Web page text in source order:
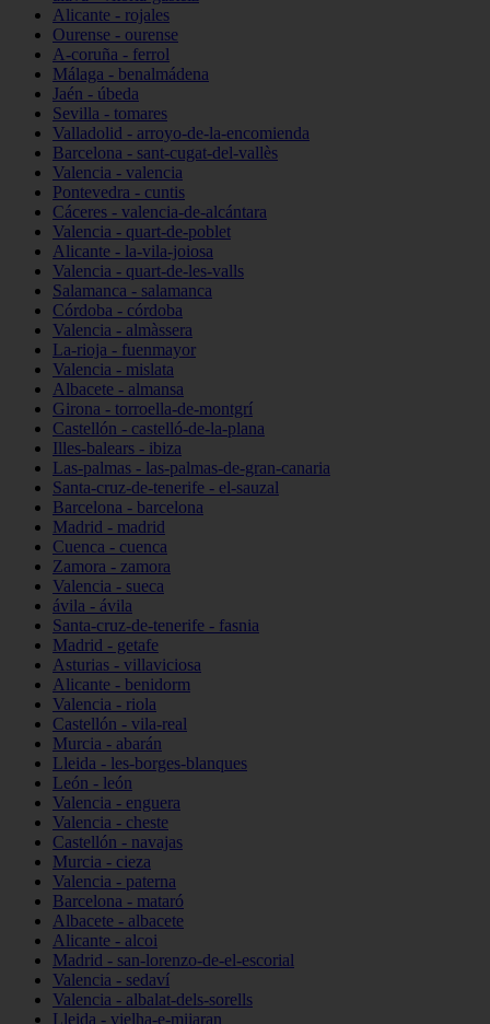
Alicante - rojales
Ourense - ourense
A-coruña - ferrol
Málaga - benalmádena
Jaén - úbeda
Sevilla - tomares
Valladolid - arroyo-de-la-encomienda
Barcelona - sant-cugat-del-vallès
Valencia - valencia
Pontevedra - cuntis
Cáceres - valencia-de-alcántara
Valencia - quart-de-poblet
Alicante - la-vila-joiosa
Valencia - quart-de-les-valls
Salamanca - salamanca
Córdoba - córdoba
Valencia - almàssera
La-rioja - fuenmayor
Valencia - mislata
Albacete - almansa
Girona - torroella-de-montgrí
Castellón - castelló-de-la-plana
Illes-balears - ibiza
Las-palmas - las-palmas-de-gran-canaria
Santa-cruz-de-tenerife - el-sauzal
Barcelona - barcelona
Madrid - madrid
Cuenca - cuenca
Zamora - zamora
Valencia - sueca
ávila - ávila
Santa-cruz-de-tenerife - fasnia
Madrid - getafe
Asturias - villaviciosa
Alicante - benidorm
Valencia - riola
Castellón - vila-real
Murcia - abarán
Lleida - les-borges-blanques
León - león
Valencia - enguera
Valencia - cheste
Castellón - navajas
Murcia - cieza
Valencia - paterna
Barcelona - mataró
Albacete - albacete
Alicante - alcoi
Madrid - san-lorenzo-de-el-escorial
Valencia - sedaví
Valencia - albalat-dels-sorells
Lleida - vielha-e-mijaran